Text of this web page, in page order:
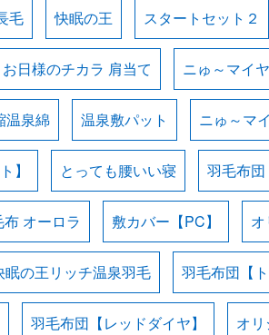
毛 快眠の王 スタートセット２
お日様のチカラ 肩当て ニゅ～マイ
温泉綿 温泉敷パット ニゅ～マ
】 とっても腰いい寝 羽毛布団
オーロラ 敷カバー【PC】
眠の王リッチ温泉羽毛 羽毛布団【ト
羽毛布団【レッドダイヤ】 オ